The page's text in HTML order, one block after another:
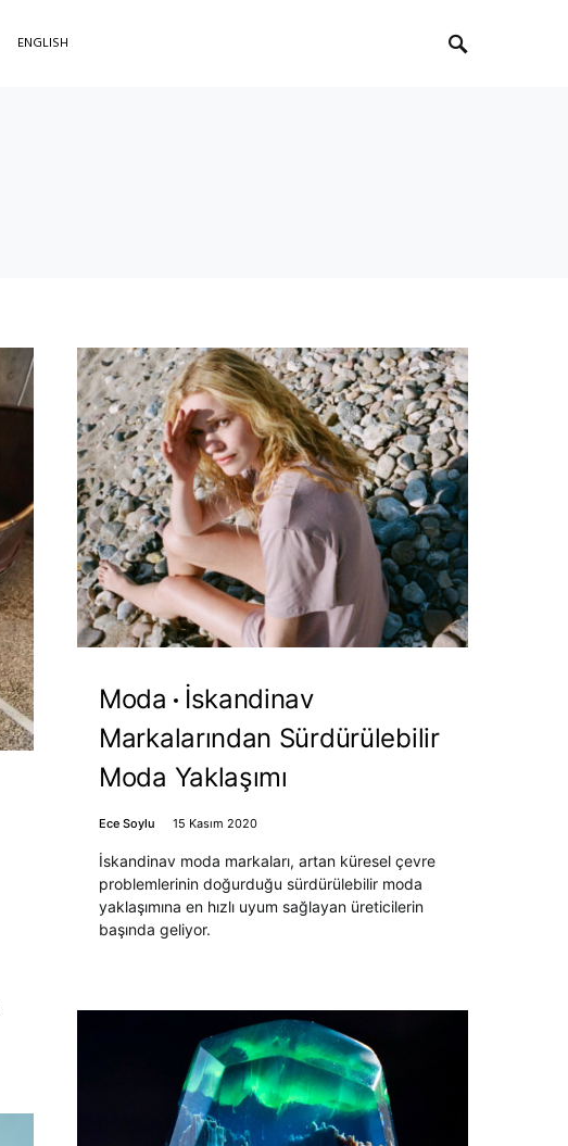
ENGLISH
Moda
İskandinav
Markalarından Sürdürülebilir
Moda Yaklaşımı
Ece Soylu 15 Kasım 2020
İskandinav moda markaları, artan küresel çevre
problemlerinin doğurduğu sürdürülebilir moda
yaklaşımına en hızlı uyum sağlayan üreticilerin
başında geliyor.